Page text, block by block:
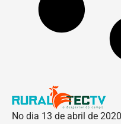
No dia 13 de abril de